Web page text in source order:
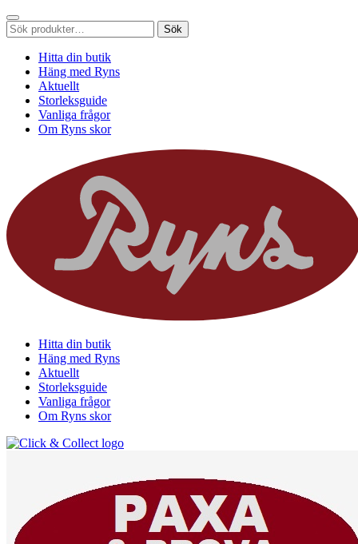
Sök
efter:
Sök
Hitta din butik
Häng med Ryns
Aktuellt
Storleksguide
Vanliga frågor
Om Ryns skor
Hitta din butik
Häng med Ryns
Aktuellt
Storleksguide
Vanliga frågor
Om Ryns skor